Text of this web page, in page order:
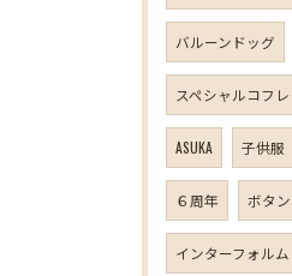
バルーンドッグ
スペシャルコフレ
ASUKA 子供服
６周年 ボタン
インターフォルム